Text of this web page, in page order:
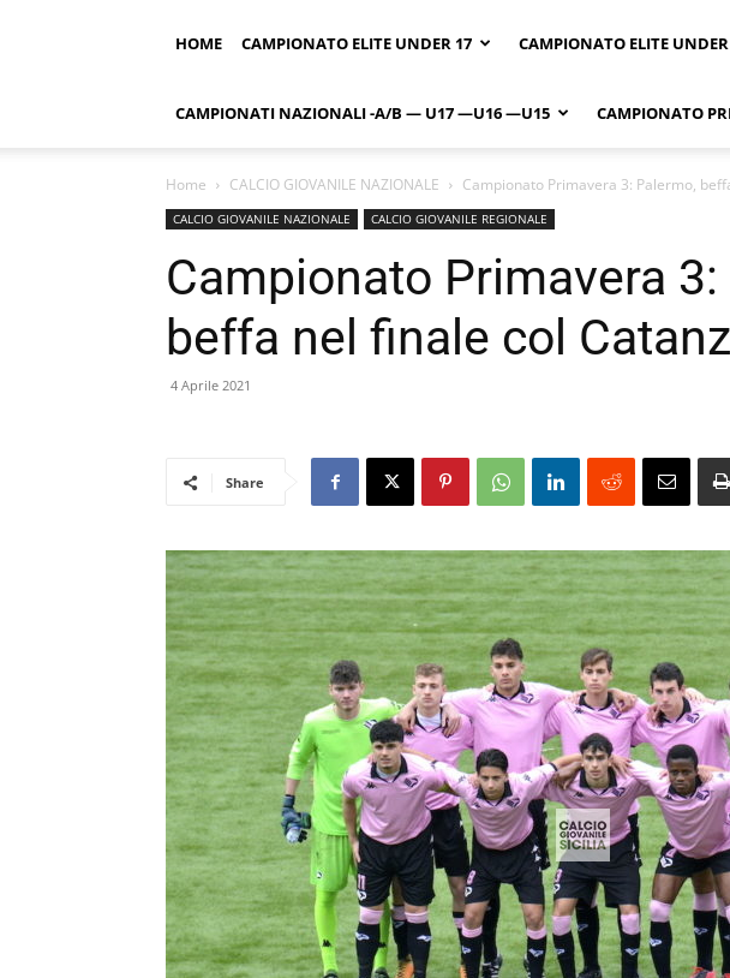
HOME CAMPIONATO ELITE UNDER 17 CAMPIONATO ELITE
CAMPIONATI NAZIONALI -A/B — U17 —U16 —U15 CAMPIONATO
Home CALCIO GIOVANILE NAZIONALE Campionato Primavera 3: Palermo,
CALCIO GIOVANILE NAZIONALE CALCIO GIOVANILE REGIONALE
Campionato Primavera
beffa nel finale col
4 Aprile 2021
Share